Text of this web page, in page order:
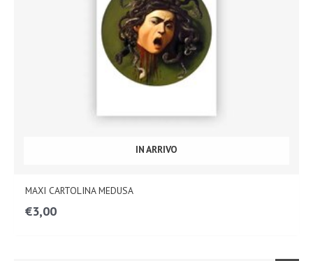
IN ARRIVO
MAXI CARTOLINA MEDUSA
€3,00